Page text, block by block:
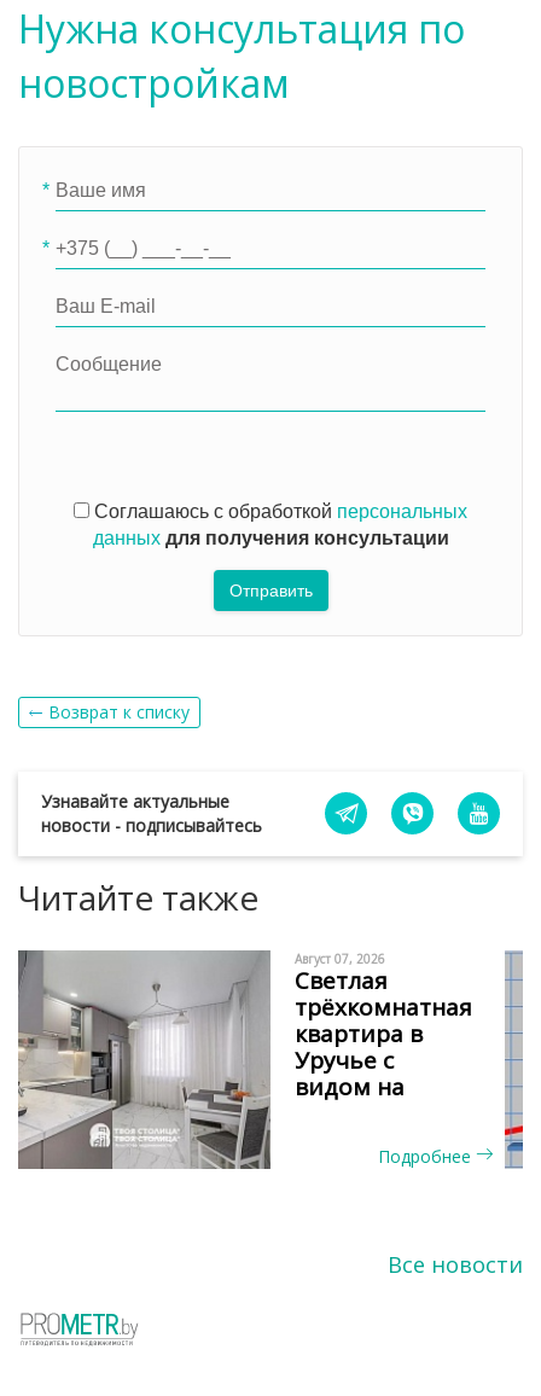
Нужна консультация по
новостройкам
*
*
Соглашаюсь с обработкой персональных
данных для получения консультации
Отправить
Возврат к списку
Узнавайте актуальные
новости - подписывайтесь
Читайте также
Август 07, 2026
Светлая
трёхкомнатная
квартира в
Уручье с
видом на
две стороны
Подробнее
Все новости